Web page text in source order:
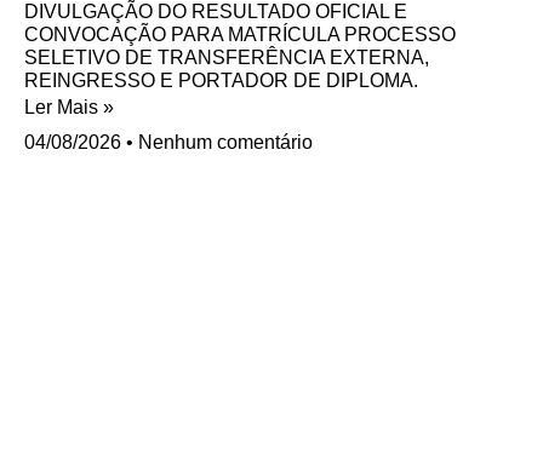
DIVULGAÇÃO DO RESULTADO OFICIAL E
CONVOCAÇÃO PARA MATRÍCULA PROCESSO
SELETIVO DE TRANSFERÊNCIA EXTERNA,
REINGRESSO E PORTADOR DE DIPLOMA.
Ler Mais »
04/08/2026
Nenhum comentário